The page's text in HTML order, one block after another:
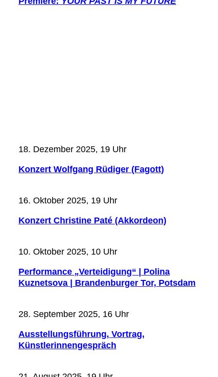
18. Dezember 2025, 19 Uhr
Konzert Wolfgang Rüdiger (Fagott)
16. Oktober 2025, 19 Uhr
Konzert Christine Paté (Akkordeon)
10. Oktober 2025, 10 Uhr
Performance „Verteidigung“ | Polina
Kuznetsova | Brandenburger Tor, Potsdam
28. September 2025, 16 Uhr
Ausstellungsführung, Vortrag,
Künstlerinnengespräch